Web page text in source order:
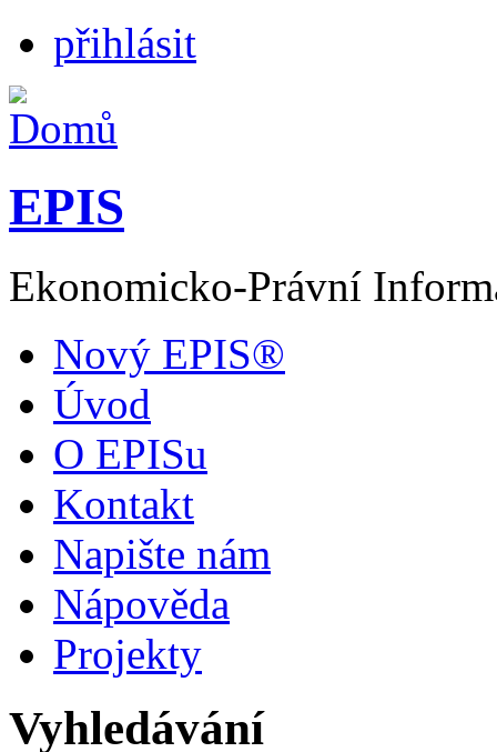
přihlásit
EPIS
Ekonomicko-Právní
Nový EPIS®
Úvod
O EPISu
Kontakt
Napište nám
Nápověda
Projekty
Vyhledávání